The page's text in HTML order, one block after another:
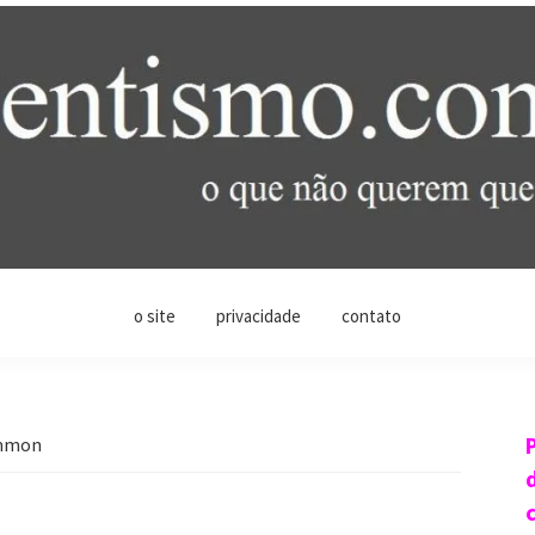
o site privacidade contato